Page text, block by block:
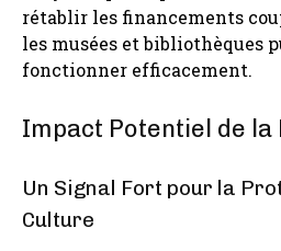
rétablir les financements
les musées et bibliothèques
fonctionner efficacement.
Impact Potentiel de
Un Signal Fort pour la
Culture